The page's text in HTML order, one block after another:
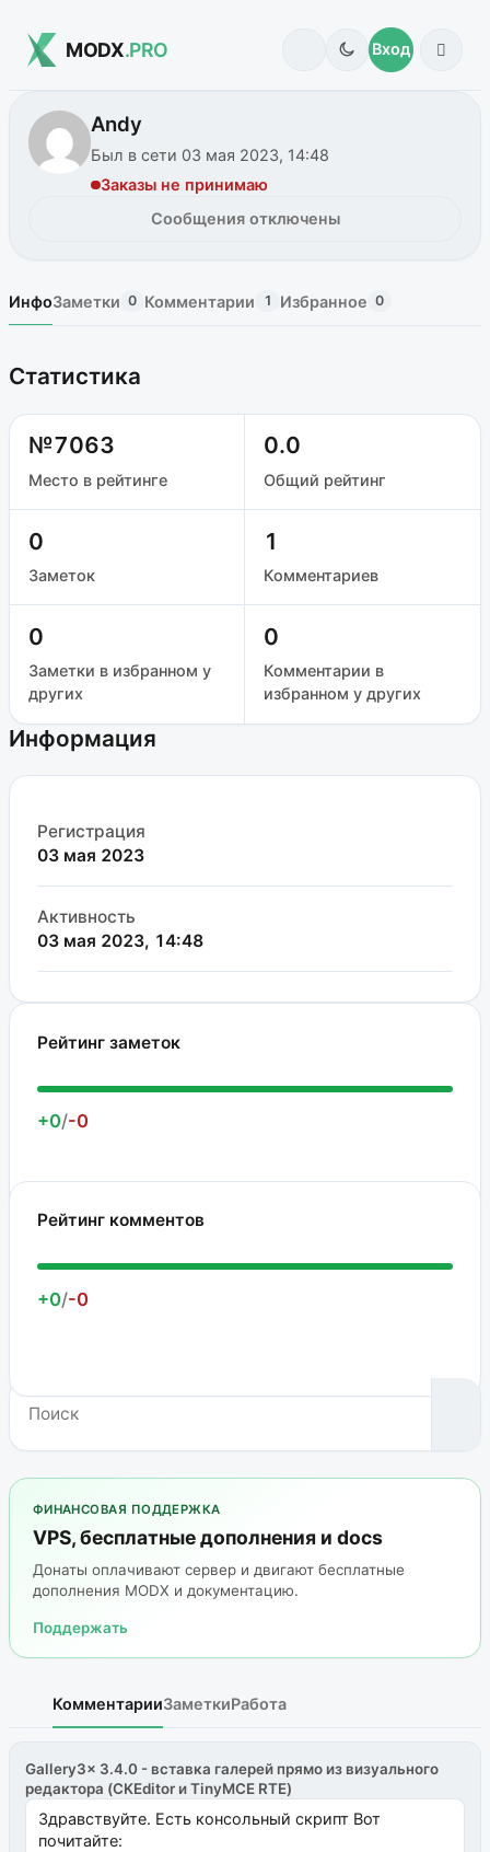
MODX.PRO Вход
Andy
Был в сети 03 мая 2023, 14:48
Заказы не принимаю
Сообщения отключены
ИнфоЗаметки 0 Комментарии 1 Избранное 0
Статистика
№7063
Место в рейтинге
0.0
Общий рейтинг
0
Заметок
1
Комментариев
0
Заметки в избранном у
других
0
Комментарии в
избранном у других
Информация
Регистрация
03 мая 2023
Активность
03 мая 2023, 14:48
Рейтинг заметок
+0/-0
Рейтинг комментов
+0/-0
ФИНАНСОВАЯ ПОДДЕРЖКА
VPS, бесплатные дополнения и docs
Донаты оплачивают сервер и двигают бесплатные
дополнения MODX и документацию.
Поддержать
КомментарииЗаметкиРабота
Gallery3x 3.4.0 - вставка галерей прямо из визуального
редактора (CKEditor и TinyMCE RTE)
Здравствуйте. Есть консольный скрипт Вот
почитайте: